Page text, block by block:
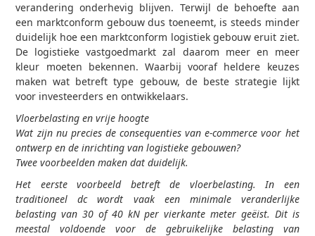
verandering onderhevig blijven. Terwijl de behoefte aan
een marktconform gebouw dus toeneemt, is steeds minder
duidelijk hoe een marktconform logistiek gebouw eruit ziet.
De logistieke vastgoedmarkt zal daarom meer en meer
kleur moeten bekennen. Waarbij vooraf heldere keuzes
maken wat betreft type gebouw, de beste strategie lijkt
voor investeerders en ontwikkelaars.
Vloerbelasting en vrije hoogte
Wat zijn nu precies de consequenties van e-commerce voor het
ontwerp en de inrichting van logistieke gebouwen?
Twee voorbeelden maken dat duidelijk.
Het eerste voorbeeld betreft de vloerbelasting. In een
traditioneel dc wordt vaak een minimale veranderlijke
belasting van 30 of 40 kN per vierkante meter geëist. Dit is
meestal voldoende voor de gebruikelijke belasting van